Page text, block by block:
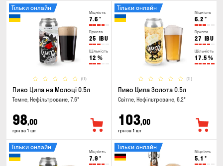
Міцність
7.6 °
Гіркота
25 IBU
Щільність
12 %
(0)
Тільки онлайн
Пиво Ципа на Молоці 0.5л
Темне, Нефільтроване, 7.6°
98,00
грн за 1 шт
Міцність
6.2 °
Гіркота
27 IBU
Щільність
17.5 %
(0)
Тільки онлайн
Пиво Ципа Золота 0.5л
Світле, Нефільтроване, 6.2°
103,00
грн за 1 шт
Міцність
7.9 °
Тільки онлайн
Міцність
5.1 °
Тільки онлайн